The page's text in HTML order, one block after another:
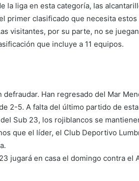
la liga en esta categoría, las
primer clasificado que necesita
visitantes, por su parte, no se
que incluye a 11 equipos.
Han regresado del Mar
2-5. A falta del último partido de
Sub 23, los rojiblancos se
que el líder, el Club Deportivo
jugará en casa el domingo contra el